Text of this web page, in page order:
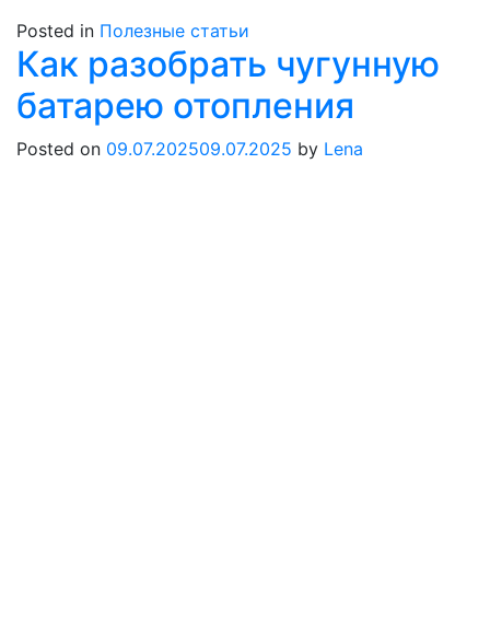
Posted in Полезные статьи
Как разобрать чугунную
батарею отопления
Posted on 09.07.202509.07.2025 by Lena